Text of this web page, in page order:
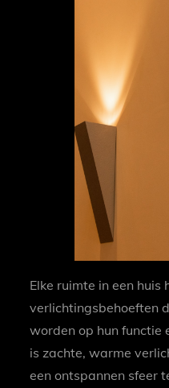
Elke ruimte in een huis
verlichtingsbehoeften
worden op hun functie
is zachte, warme
een ontspannen sfeer